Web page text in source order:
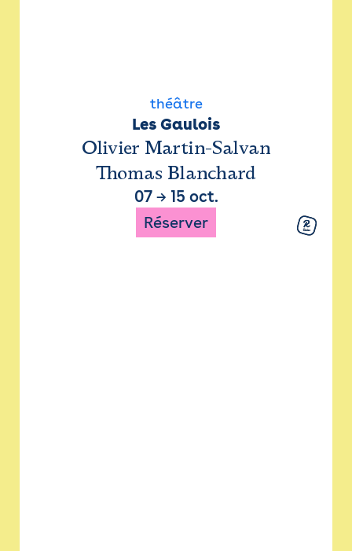
théâtre
Les Gaulois
Olivier Martin-Salvan
Thomas Blanchard
07→ 15 oct.
Réserver